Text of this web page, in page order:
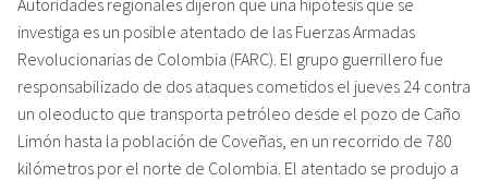
investiga es un posible atentado de las Fuerzas Armadas
Revolucionarias de Colombia (FARC). El grupo guerrillero fue
responsabilizado de dos ataques cometidos el jueves 24 contra
un oleoducto que transporta petróleo desde el pozo de Caño
Limón hasta la población de Coveñas, en un recorrido de 780
kilómetros por el norte de Colombia. El atentado se produjo a